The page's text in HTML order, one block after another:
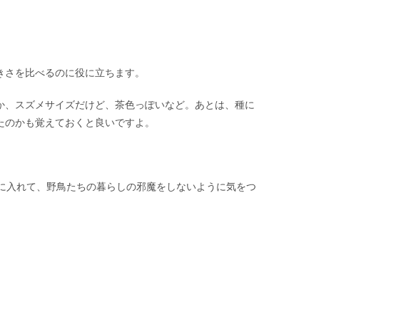
を比べるのに役に立ちます。
スズメサイズだけど、茶色っぽいなど。あとは、種に
かも覚えておくと良いですよ。
れて、野鳥たちの暮らしの邪魔をしないように気をつ